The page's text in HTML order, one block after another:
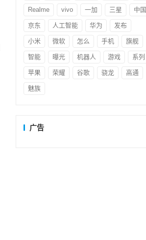
Realme vivo 一加 三星 中国
京东 人工智能 华为 发布
小米 微软 怎么 手机 旗舰
智能 曝光 机器人 游戏 系列
苹果 荣耀 谷歌 骁龙 高通
魅族
广告